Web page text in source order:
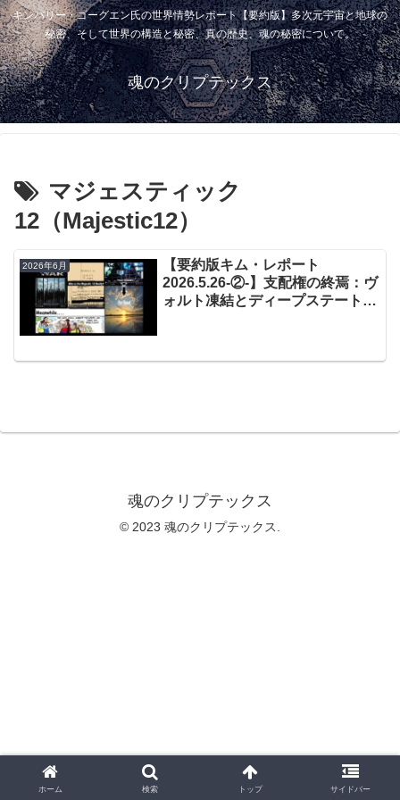
キンバリー・ゴーグエン氏の世界情勢レポート【要約版】多次元宇宙と地球の
秘密、そして世界の構造と秘密、真の歴史、魂の秘密について。
魂のクリプテックス
マジェスティック
12（Majestic12）
2026年6月
【要約版キム・レポート
2026.5.26-②-】支配権の終焉：ヴ
ォルト凍結とディープステートの
魂のクリプテックス
© 2023 魂のクリプテックス.
ホーム 検索 トップ サイドバー